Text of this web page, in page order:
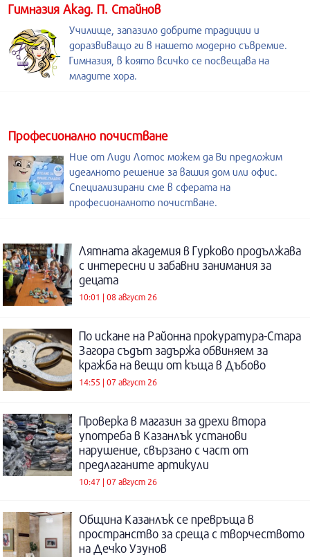
Гимназия Акад. П. Стайнов
Училище, запазило добрите традиции и
доразвиващо ги в нашето модерно съвремие.
Гимназия, в която всичко се посвещава на
младите хора.
Професионално почистване
Ние от Лиди Лотос можем да Ви предложим
идеалното решение за вашия дом или офис.
Специализирани сме в сферата на
професионалното почистване.
Лятната академия в Гурково продължава
с интересни и забавни занимания за
децата
10:01 | 08 август 26
По искане на Районна прокуратура-Стара
Загора съдът задържа обвиняем за
кражба на вещи от къща в Дъбово
14:55 | 07 август 26
Проверка в магазин за дрехи втора
употреба в Казанлък установи
нарушение, свързано с част от
предлаганите артикули
10:47 | 07 август 26
Община Казанлък се превръща в
пространство за среща с творчеството
на Дечко Узунов